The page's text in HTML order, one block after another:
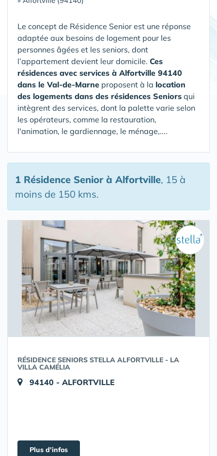
Le concept de Résidence Senior est une réponse
adaptée aux besoins de logement pour les
personnes âgées et les seniors, dont
l’appartement devient leur domicile. Ces
résidences avec services à Alfortville 94140
dans le Val-de-Marne proposent à la location
des logements dans des résidences Seniors qui
intègrent des services, dont la palette varie selon
les opérateurs, comme la restauration,
l'animation, le gardiennage, le ménage,....
1 Résidence Seniorà Alfortville, 15 à
moins de 150 kms.
RÉSIDENCE SENIORS STELLA ALFORTVILLE - LA
VILLA CAMÉLIA
94140 - ALFORTVILLE
Plus d'infos